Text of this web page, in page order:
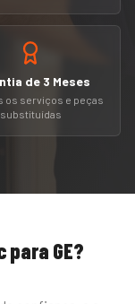
de 3 Meses
os serviços e peças
substituídas
para GE?